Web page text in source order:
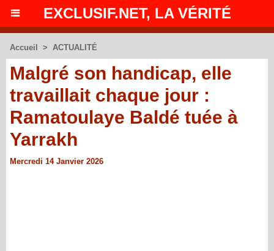
EXCLUSIF.NET, LA VÉRITÉ
Accueil > ACTUALITÉ
Malgré son handicap, elle
travaillait chaque jour :
Ramatoulaye Baldé tuée à
Yarrakh
Mercredi 14 Janvier 2026